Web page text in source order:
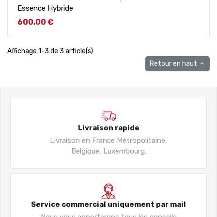
Essence Hybride
Prix
600,00 €
Affichage 1-3 de 3 article(s)
Retour en haut 
Livraison rapide
Livraison en France Métropolitaine,
Belgique, Luxembourg.
Service commercial uniquement par mail